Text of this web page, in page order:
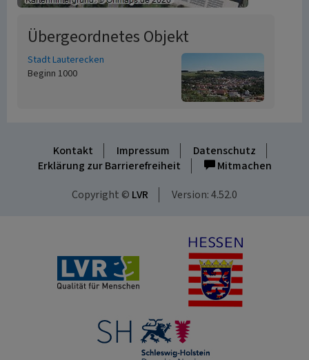
Übergeordnetes Objekt
Stadt Lauterecken
Beginn 1000
Kontakt Impressum
Datenschutz
Erklärung zur Barrierefreiheit
Mitmachen
Copyright © LVR Version: 4.52.0